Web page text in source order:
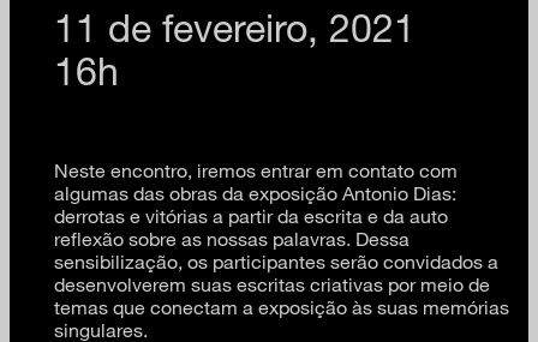
11 de fevereiro, 2021
16h
Neste encontro, iremos entrar em contato com
algumas das obras da exposição Antonio Dias:
derrotas e vitórias a partir da escrita e da auto
reflexão sobre as nossas palavras. Dessa
sensibilização, os participantes serão convidados a
desenvolverem suas escritas criativas por meio de
temas que conectam a exposição às suas memórias
singulares.